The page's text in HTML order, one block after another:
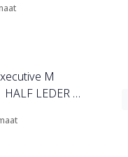
M
LEDER |
| LMV | PDC